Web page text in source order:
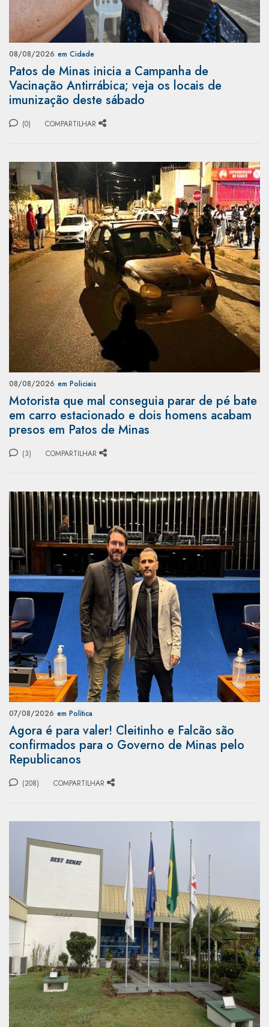
08/08/2026 em Cidade
Patos de Minas inicia a Campanha de
Vacinação Antirrábica; veja os locais de
imunização deste sábado
(0) COMPARTILHAR
08/08/2026 em Policiais
Motorista que mal conseguia parar de pé bate
em carro estacionado e dois homens acabam
presos em Patos de Minas
(3) COMPARTILHAR
07/08/2026 em Política
Agora é para valer! Cleitinho e Falcão são
confirmados para o Governo de Minas pelo
Republicanos
(208) COMPARTILHAR